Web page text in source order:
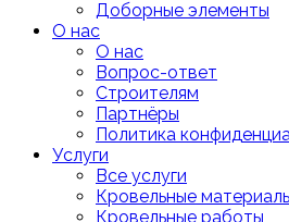
Доборные элементы
О нас
О нас
Вопрос-ответ
Строителям
Партнёры
Политика
Услуги
Все услуги
Кровельные
Кровельные работы